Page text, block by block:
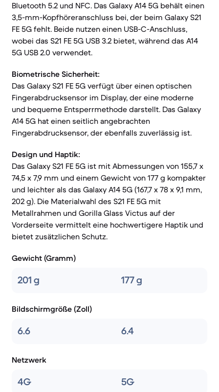
Bluetooth 5.2 und NFC. Das Galaxy A14 5G behält einen
3,5-mm-Kopfhöreranschluss bei, der beim Galaxy S21
FE 5G fehlt. Beide nutzen einen USB-C-Anschluss,
wobei das S21 FE 5G USB 3.2 bietet, während das A14
5G USB 2.0 verwendet.
Biometrische Sicherheit:
Das Galaxy S21 FE 5G verfügt über einen optischen
Fingerabdrucksensor im Display, der eine moderne
und bequeme Entsperrmethode darstellt. Das Galaxy
A14 5G hat einen seitlich angebrachten
Fingerabdrucksensor, der ebenfalls zuverlässig ist.
Design und Haptik:
Das Galaxy S21 FE 5G ist mit Abmessungen von 155,7 x
74,5 x 7,9 mm und einem Gewicht von 177 g kompakter
und leichter als das Galaxy A14 5G (167,7 x 78 x 9,1 mm,
202 g). Die Materialwahl des S21 FE 5G mit
Metallrahmen und Gorilla Glass Victus auf der
Vorderseite vermittelt eine hochwertigere Haptik und
bietet zusätzlichen Schutz.
Gewicht (Gramm)
201 g 177 g
Bildschirmgröße (Zoll)
6.6 6.4
Netzwerk
4G 5G